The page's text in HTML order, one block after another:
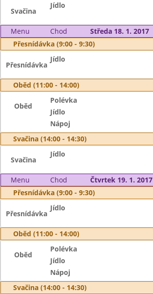
Svačina
Jídlo
Menu Chod
Středa 18. 1. 2017
Přesnídávka (9:00 - 9:30)
Přesnídávka
Jídlo
Oběd (11:00 - 14:00)
Oběd
Polévka
Jídlo
Nápoj
Svačina (14:00 - 14:30)
Svačina
Jídlo
Menu Chod
Čtvrtek 19. 1. 2017
Přesnídávka (9:00 - 9:30)
Přesnídávka
Jídlo
Oběd (11:00 - 14:00)
Oběd
Polévka
Jídlo
Nápoj
Svačina (14:00 - 14:30)